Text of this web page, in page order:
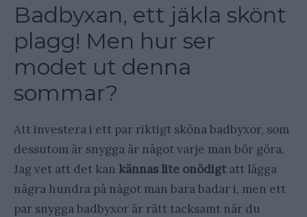
Badbyxan, ett jäkla skönt
plagg! Men hur ser
modet ut denna
sommar?
Att investera i ett par riktigt sköna badbyxor, som
dessutom är snygga är något varje man bör göra.
Jag vet att det kan kännas lite onödigtatt lägga
några hundra på något man bara badar i, men ett
par snygga badbyxor är rätt tacksamt när du